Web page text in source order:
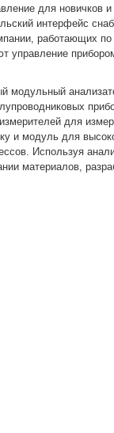
для
интерфейс
работающих
управление
модульный
измерителей для
и модуль для
Используя
материалов,